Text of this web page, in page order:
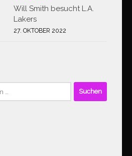
Will Smith besucht L.A.
Lakers
27. OKTOBER 2022